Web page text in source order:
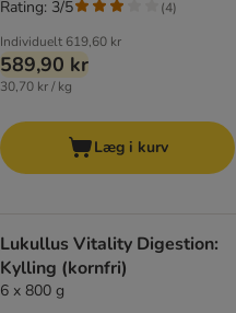
Individuelt 619,60 kr
589,90 kr
30,70 kr / kg
Rating: 3/5 (4)
Læg i kurv
Lukullus Vitality Digestion:
Kylling (kornfri)
6 x 800 g